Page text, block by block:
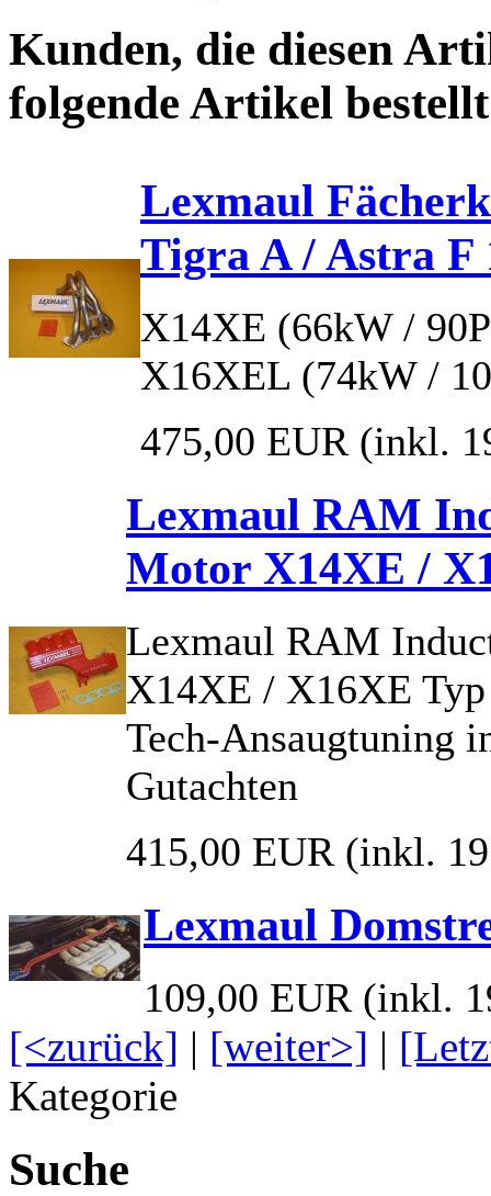
Kunden, die diesen
folgende Artikel
Lexmaul
Tigra A / Astra F
X14XE (66kW /
X16XEL (74kW /
475,00 EUR (inkl.
Lexmaul RAM
Motor X14XE /
Lexmaul RAM
X14XE / X16XE
Tech-Ansaugtuning
Gutachten
415,00 EUR (inkl.
Lexmaul
109,00 EUR (inkl.
[<zurück] | [weiter>] |
Kategorie
Suche